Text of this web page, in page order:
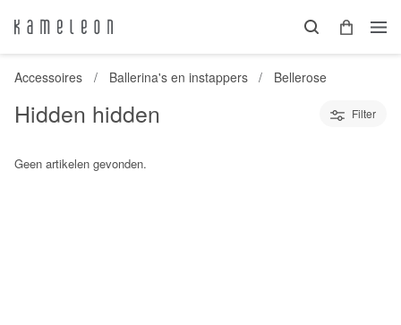
Accessoires Ballerina's en instappers Bellerose
Hidden hidden Filter
Geen artikelen gevonden.